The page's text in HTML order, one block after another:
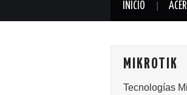
INICIO
MIKROTIK
Tecnologías